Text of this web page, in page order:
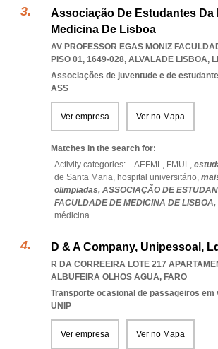
Associação De Estudantes Da
Medicina De Lisboa
AV PROFESSOR EGAS MONIZ
PISO 01, 1649-028, ALVALADE LISBOA,
Associações de juventude e de
ASS
Ver empresa Ver no Mapa
Matches in the search for:
Activity categories: ...AEFML, FMUL,
de Santa Maria, hospital universitário,
olimpiadas, ASSOCIAÇÃO DE
FACULDADE DE MEDICINA DE LISBOA,
médicina...
D & A Company, Unipessoal,
R DA CORREEIRA LOTE 217
ALBUFEIRA OLHOS AGUA, FARO
Transporte ocasional de passageiros em
UNIP
Ver empresa Ver no Mapa